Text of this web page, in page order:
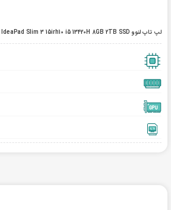
لپ تاپ لنوو IdeaPad Slim 3 15irh10 i5 13420H 8GB 2TB SSD